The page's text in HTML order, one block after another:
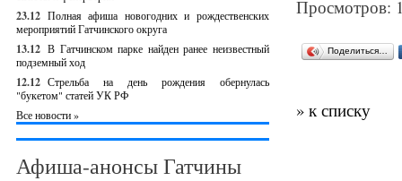
23.12 Полная афиша новогодних и рождественских
мероприятий Гатчинского округа
13.12 В Гатчинском парке найден ранее неизвестный
подземный ход
12.12 Стрельба на день рождения обернулась
"букетом" статей УК РФ
Все новости »
Афиша-анонсы Гатчины
Просмотров:
Поделиться…
» к списку